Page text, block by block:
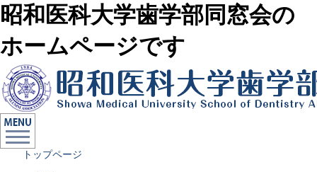
昭和医科大学歯学部同窓会の
ホームページです
トップページ